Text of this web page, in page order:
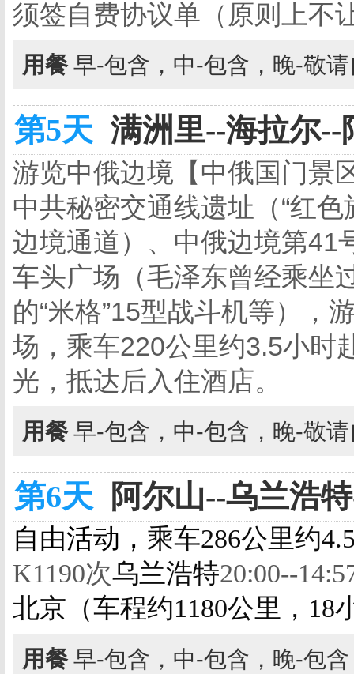
须签自费协议单（原则上不
用餐 早-包含，中-包含，晚-敬
第5天 满洲里--海拉尔--
游览中俄边境【中俄国门景
中共秘密交通线遗址（“红
边境通道）、中俄边境第41
车头广场（毛泽东曾经乘坐
的“米格”15型战斗机等），
场，乘车220公里约3.5小时
光，抵达后入住酒店。
用餐 早-包含，中-包含，晚-敬
第6天 阿尔山--乌兰浩
自由活动， 乘车286公里约
K1190次乌兰浩特20:00--14:
北京（车程约1180公里，18
用餐 早-包含，中-包含，晚-包